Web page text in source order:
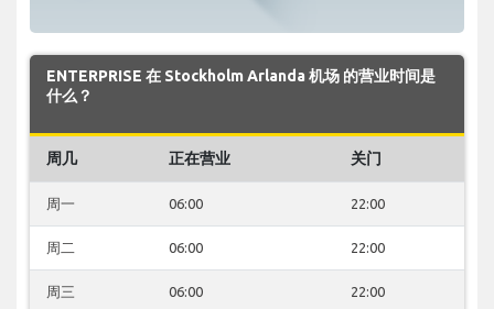
ENTERPRISE 在 Stockholm Arlanda 机场 的营业时间是
什么？
周几 正在营业 关门
周一 06:00 22:00
周二 06:00 22:00
周三 06:00 22:00